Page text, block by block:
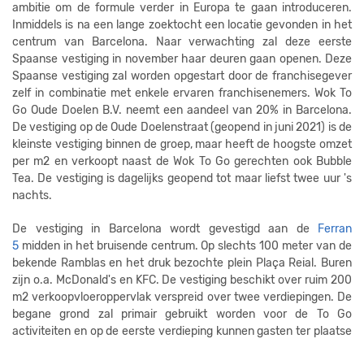
ambitie om de formule verder in Europa te gaan introduceren.
Inmiddels is na een lange zoektocht een locatie gevonden in het
centrum van Barcelona. Naar verwachting zal deze eerste
Spaanse vestiging in november haar deuren gaan openen. Deze
Spaanse vestiging zal worden opgestart door de franchisegever
zelf in combinatie met enkele ervaren franchisenemers. Wok To
Go Oude Doelen B.V. neemt een aandeel van 20% in Barcelona.
De vestiging op de Oude Doelenstraat (geopend in juni 2021) is de
kleinste vestiging binnen de groep, maar heeft de hoogste omzet
per m2 en verkoopt naast de Wok To Go gerechten ook Bubble
Tea. De vestiging is dagelijks geopend tot maar liefst twee uur 's
nachts.
De vestiging in Barcelona wordt gevestigd aan de Ferran
5 midden in het bruisende centrum. Op slechts 100 meter van de
bekende Ramblas en het druk bezochte plein Plaça Reial. Buren
zijn o.a. McDonald's en KFC. De vestiging beschikt over ruim 200
m2 verkoopvloeroppervlak verspreid over twee verdiepingen. De
begane grond zal primair gebruikt worden voor de To Go
activiteiten en op de eerste verdieping kunnen gasten ter plaatse